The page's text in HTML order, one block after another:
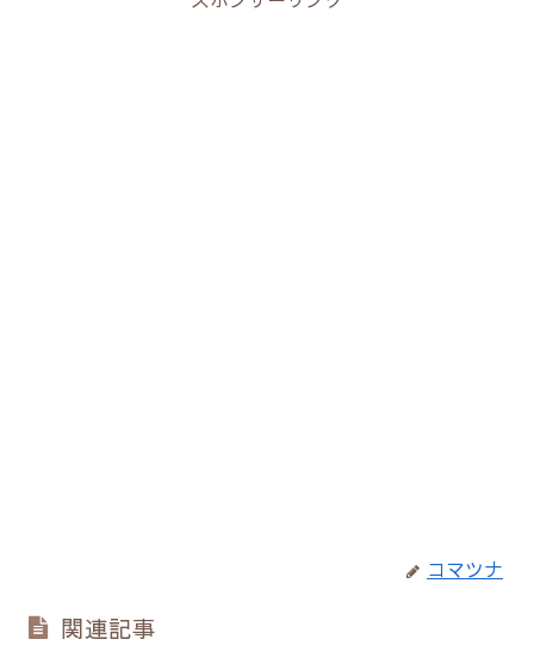
コマツナ
関連記事